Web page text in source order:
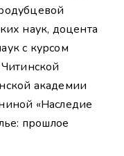
наук, доцента
с курсом
академии
«Наследие
прошлое